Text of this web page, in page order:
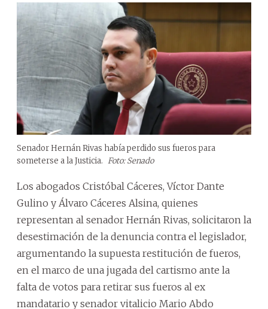
Senador Hernán Rivas había perdido sus fueros para
someterse a la Justicia. Foto: Senado
Los abogados Cristóbal Cáceres, Víctor Dante
Gulino y Álvaro Cáceres Alsina, quienes
representan al senador Hernán Rivas, solicitaron la
desestimación de la denuncia contra el legislador,
argumentando la supuesta restitución de fueros,
en el marco de una jugada del cartismo ante la
falta de votos para retirar sus fueros al ex
mandatario y senador vitalicio Mario Abdo